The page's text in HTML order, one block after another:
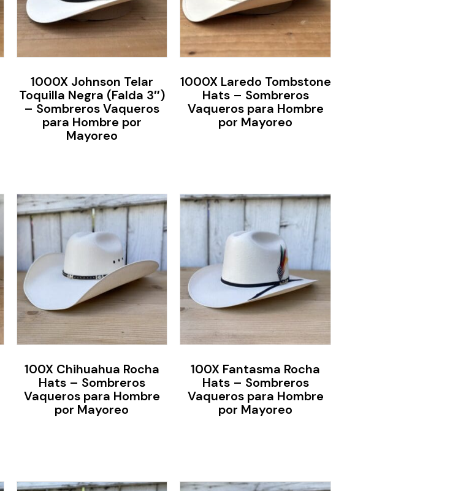
1000X Johnson Telar
Toquilla Negra (Falda 3″)
– Sombreros Vaqueros
para Hombre por
Mayoreo
1000X Laredo Tombstone
Hats – Sombreros
Vaqueros para Hombre
por Mayoreo
100X Chihuahua Rocha
Hats – Sombreros
Vaqueros para Hombre
por Mayoreo
100X Fantasma Rocha
Hats – Sombreros
Vaqueros para Hombre
por Mayoreo